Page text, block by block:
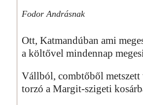
Fodor Andrásnak
Ott, Katmandúban ami
a költővel mindennap
Vállból, combtőből metszett
torzó a Margit-szigeti